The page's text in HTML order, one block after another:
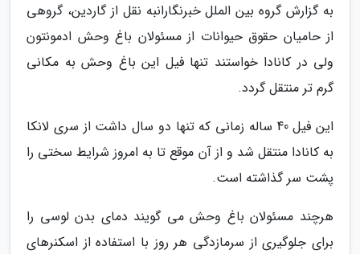
به گزارش گروه بین الملل خبرنگارانبه نقل از گاردین، گروهی
از حامیان حقوق حیوانات از مسئولان باغ وحش ادمونتون
ولی در کانادا خواستند تنها فیل این باغ وحش به مکانی
گرم تر منتقل گردد.
این فیل 40 ساله زمانی که تنها دو سال داشت از سری لانکا
به کانادا منتقل شد و از آن موقع تا به امروز شرایط سختی را
پشت سر گذاشته است.
هرچند مسئولان باغ وحش می گویند دمای بدن لوسی را
برای جلوگیری از سرمازدگی هر روز با استفاده از اسکنرهای